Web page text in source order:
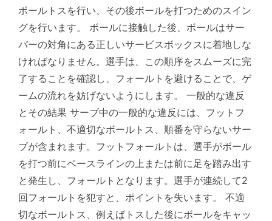
ボールトスを行い、その後ボールを打つためのスイン
グを行います。 ボールに接触した後、ボールはサー
バーの対角にある正しいサービスボックスに着地しな
ければなりません。選手は、この順序をスムーズに完
了することを確認し、フォールトを避けることで、ゲ
ームの流れを妨げないようにします。 一般的な違反
とその結果 サーブ中の一般的な違反には、フットフ
ォールト、不適切なボールトス、順番を守らないサー
ブが含まれます。フットフォールトは、選手がボール
を打つ前にベースラインの上または前に足を踏み出す
と発生し、フォールトとなります。選手が連続して2
回フォールトを犯すと、ポイントを失います。 不適
切なボールトス、例えばトスした後にボールをキャッ